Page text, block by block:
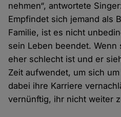
nehmen“, antwortete
Empfindet sich jemand als
Familie, ist es nicht
sein Leben beendet. Wenn
eher schlecht ist und er
Zeit aufwendet, um sich
dabei ihre Karriere
vernünftig, ihr nicht weiter